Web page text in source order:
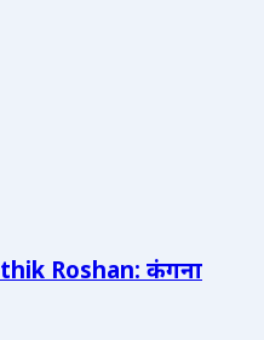
Roshan: कंगना